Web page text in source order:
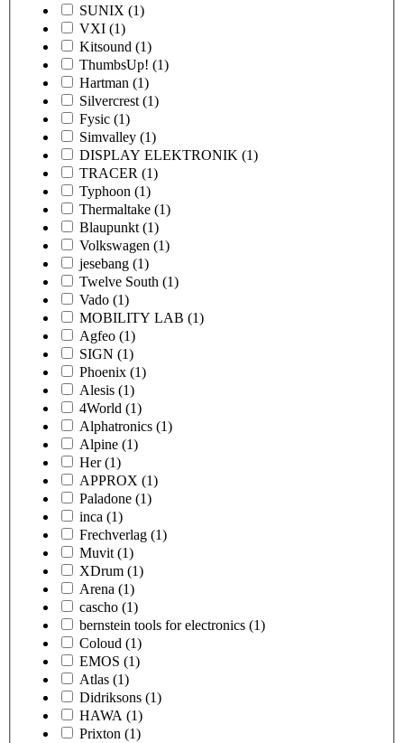
SUNIX (1)
VXI (1)
Kitsound (1)
ThumbsUp! (1)
Hartman (1)
Silvercrest (1)
Fysic (1)
Simvalley (1)
DISPLAY ELEKTRONIK (1)
TRACER (1)
Typhoon (1)
Thermaltake (1)
Blaupunkt (1)
Volkswagen (1)
jesebang (1)
Twelve South (1)
Vado (1)
MOBILITY LAB (1)
Agfeo (1)
SIGN (1)
Phoenix (1)
Alesis (1)
4World (1)
Alphatronics (1)
Alpine (1)
Her (1)
APPROX (1)
Paladone (1)
inca (1)
Frechverlag (1)
Muvit (1)
XDrum (1)
Arena (1)
cascho (1)
bernstein tools for electronics (1)
Coloud (1)
EMOS (1)
Atlas (1)
Didriksons (1)
HAWA (1)
Prixton (1)